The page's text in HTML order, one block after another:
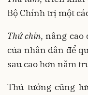
Bộ Chính trị một
Thứ chín, nâng cao
của nhân dân để
sau cao hơn năm
Thủ tướng cũng